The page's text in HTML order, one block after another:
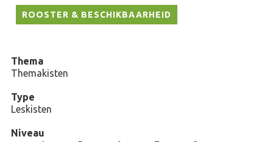
ROOSTER & BESCHIKBAARHEID
Thema
Themakisten
Type
Leskisten
Niveau